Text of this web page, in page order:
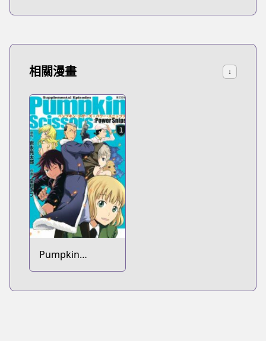
相關漫畫 ↓
Pumpkin
Scissors: Power